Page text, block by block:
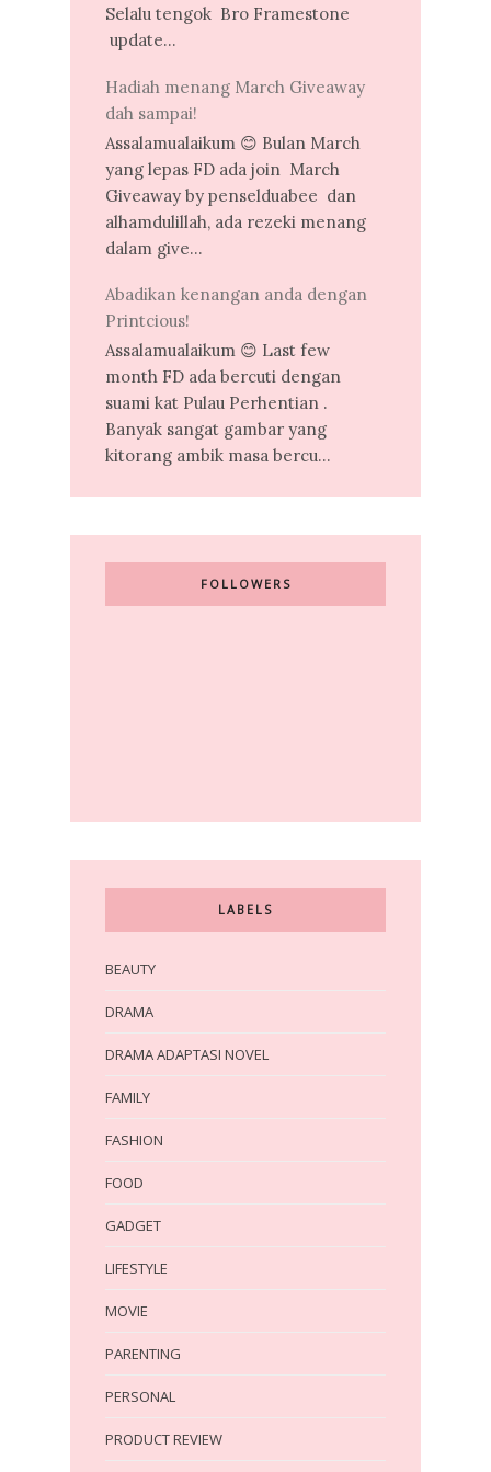
Selalu tengok Bro Framestone
update...
Hadiah menang March Giveaway
dah sampai!
Assalamualaikum 😊 Bulan March
yang lepas FD ada join March
Giveaway by penselduabee dan
alhamdulillah, ada rezeki menang
dalam give...
Abadikan kenangan anda dengan
Printcious!
Assalamualaikum 😊 Last few
month FD ada bercuti dengan
suami kat Pulau Perhentian .
Banyak sangat gambar yang
kitorang ambik masa bercu...
FOLLOWERS
LABELS
BEAUTY
DRAMA
DRAMA ADAPTASI NOVEL
FAMILY
FASHION
FOOD
GADGET
LIFESTYLE
MOVIE
PARENTING
PERSONAL
PRODUCT REVIEW